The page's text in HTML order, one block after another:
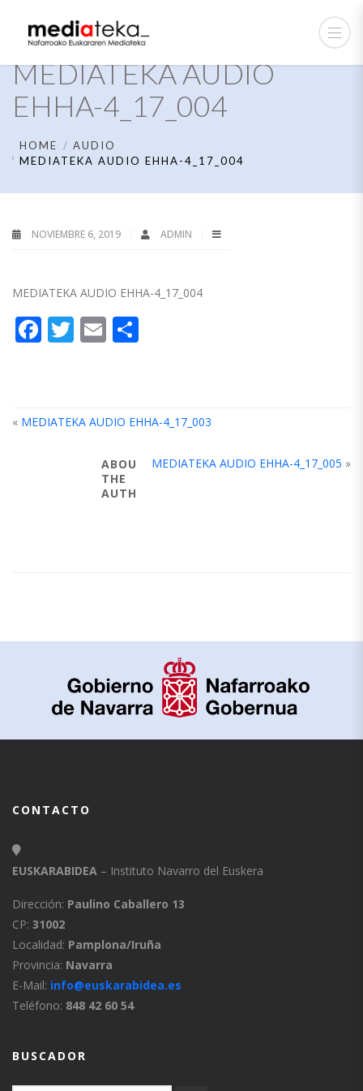
MEDIATEKA AUDIO
EHHA-4_17_004
HOME
AUDIO
MEDIATEKA AUDIO EHHA-4_17_004
NOVIEMBRE 6, 2019 ADMIN
MEDIATEKA AUDIO EHHA-4_17_004
Facebook
Twitter
Email
« MEDIATEKA AUDIO EHHA-4_17_003
MEDIATEKA AUDIO EHHA-4_17_005 »
ABOUT
THE
AUTHOR
CONTACTO
EUSKARABIDEA – Instituto Navarro del Euskera
Dirección: Paulino Caballero 13
CP: 31002
Localidad: Pamplona/Iruña
Provincia: Navarra
E-Mail: info@euskarabidea.es
Teléfono: 848 42 60 54
BUSCADOR